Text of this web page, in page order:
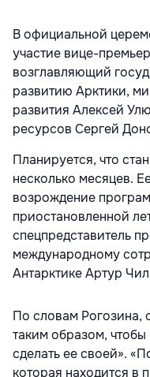
В официальной
участие вице-
возглавляющий
развитию Арктики,
развития Алексей
ресурсов Сергей
Планируется, что
несколько месяцев.
возрождение
приостановленной
спецпредставитель
международному
Антарктике Артур
По словам Рогозина,
таким образом, чтобы
сделать ее своей».
которая находится в